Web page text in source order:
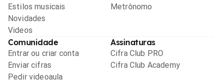
Estilos musicais
Novidades
Videos
Metrônomo
Comunidade
Entrar ou criar conta
Enviar cifras
Pedir videoaula
Assinaturas
Cifra Club PRO
Cifra Club Academy